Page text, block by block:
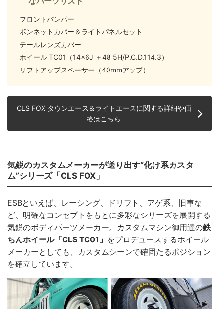
フロントバンパー
ボンネットカバー＆ライトパネルセット
テールレンズカバー
ホイール TC01（14×6J ＋48 5H/P.C.D.114.3）
リフトアップスペーサー（40mmアップ）
CLS FOX タウンエース＆ライトエースに関する詳細や価
格はこちら
気鋭のカスタムメーカーが送り出す“化け系カスタ
ム”シリーズ「CLS FOX」
ESBといえば、レーシング、ドリフト、アゲ系、旧車な
ど、明確なコンセプトをもとに多彩なシリーズを展開する
気鋭のボディパーツメーカー。カスタムマシン御用達の鉄
ちんホイール「CLS TC01」 をプロデュースするホイール
メーカーとしても、カスタムシーンで確固たるポジション
を確立しています。